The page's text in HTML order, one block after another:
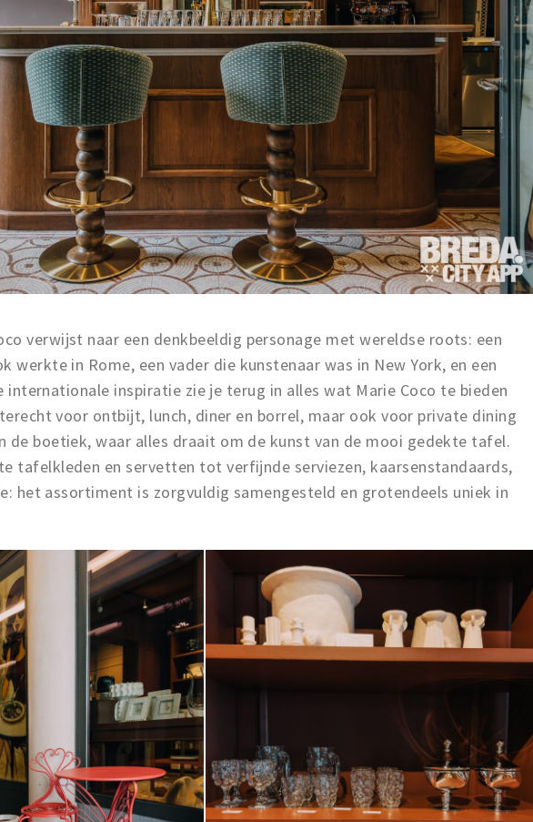
verwijst naar een denkbeeldig personage met wereldse roots: een
werkte in Rome, een vader die kunstenaar was in New York, en een
internationale inspiratie zie je terug in alles wat Marie Coco te bieden
voor ontbijt, lunch, diner en borrel, maar ook voor private dining
de boetiek, waar alles draait om de kunst van de mooi gedekte tafel.
tafelkleden en servetten tot verfijnde serviezen, kaarsenstandaards,
het assortiment is zorgvuldig samengesteld en grotendeels uniek in